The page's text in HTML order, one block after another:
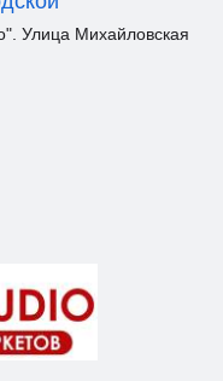
Улица Михайловская